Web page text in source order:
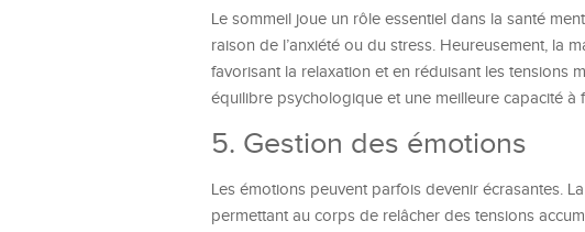
Le sommeil joue un rôle essentiel dans la santé
raison de l’anxiété ou du stress. Heureusement, la
favorisant la relaxation et en réduisant les tensions
équilibre psychologique et une meilleure capacité à
5. Gestion des émotions
Les émotions peuvent parfois devenir écrasantes.
permettant au corps de relâcher des tensions